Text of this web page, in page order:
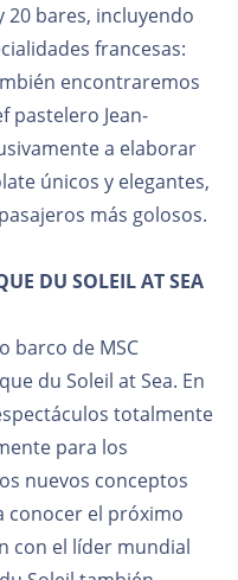
bares, incluyendo
francesas:
encontraremos
pastelero Jean-
a elaborar
únicos y elegantes,
más golosos.
DU SOLEIL AT SEA
barco de MSC
du Soleil at Sea. En
totalmente
para los
nuevos conceptos
conocer el próximo
con el líder mundial